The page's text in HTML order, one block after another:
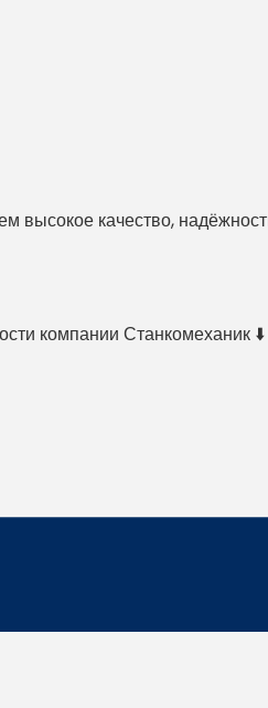
качество,
компании Станкомеханик ⬇️